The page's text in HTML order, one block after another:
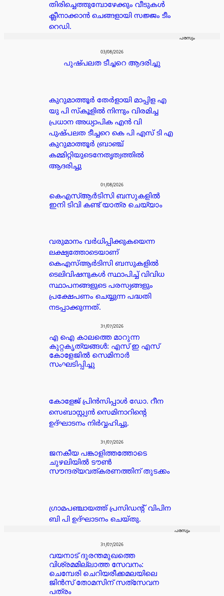
തിരിച്ചെത്തുമ്പോഴേക്കും വീടുകൾ
ക്ലീനാക്കാൻ ചെങ്ങളായി സജ്ജം ടീം
റെഡി.
പരസ്യം
03/08/2026
പുഷ്പലത ടീച്ചറെ ആദരിച്ചു
കുറുമാത്തൂർ തേർളായി മാപ്പിള എ
യു പി സ്കൂളിൽ നിന്നും വിരമിച്ച
പ്രധാന അധ്യാപിക എൻ വി
പുഷ്പലത ടീച്ചറെ കെ പി എസ് ടി എ
കുറുമാത്തൂർ ബ്രാഞ്ച്
കമ്മിറ്റിയുടെനേതൃത്വത്തിൽ
ആദരിച്ചു
01/08/2026
കെഎസ്ആർടിസി ബസുകളിൽ
ഇനി ടിവി കണ്ട് യാത്ര ചെയ്യാം
വരുമാനം വർധിപ്പിക്കുകയെന്ന
ലക്ഷ്യത്തോടെയാണ്
കെഎസ്ആർടിസി ബസുകളിൽ
ടെലിവിഷനുകൾ സ്ഥാപിച്ച് വിവിധ
സ്ഥാപനങ്ങളുടെ പരസ്യങ്ങളും
പ്രക്ഷേപണം ചെയ്യുന്ന പദ്ധതി
നടപ്പാക്കുന്നത്.
31/07/2026
എ ഐ കാലത്തെ മാറുന്ന
കുറ്റകൃത്യങ്ങൾ: എസ് ഇ എസ്
കോളേജിൽ സെമിനാർ
സംഘടിപ്പിച്ചു
കോളേജ് പ്രിൻസിപ്പാൾ ഡോ. റീന
സെബാസ്റ്റ്യൻ സെമിനാറിന്റെ
ഉദ്ഘാടനം നിർവ്വഹിച്ചു.
31/07/2026
ജനകീയ പങ്കാളിത്തത്തോടെ
ചുഴലിയിൽ ടൗൺ
സൗന്ദര്യവത്കരണത്തിന് തുടക്കം
ഗ്രാമപഞ്ചായത്ത് പ്രസിഡന്റ്‌ വിപിന
ബി പി ഉദ്ഘാടനം ചെയ്തു.
പരസ്യം
31/07/2026
വയനാട് ദുരന്തമുഖത്തെ
വിശ്രമമില്ലാത്ത സേവനം:
ചെമ്പേരി ചെറിയരീക്കമലയിലെ
ജിൻസ് തോമസിന് സത്‌സേവന
പത്രം